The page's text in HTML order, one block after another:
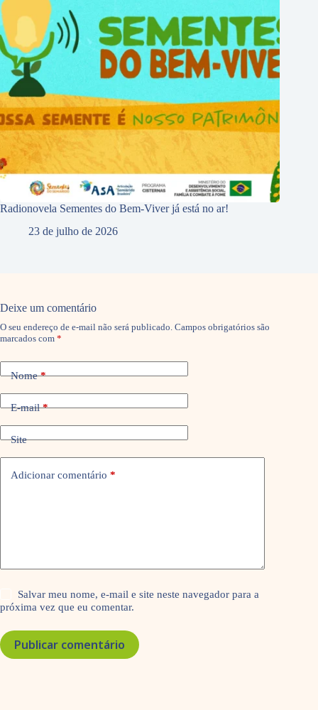
Radionovela Sementes do Bem-Viver já está no ar!
23 de julho de 2026
Deixe um comentário
O seu endereço de e-mail não será publicado. Campos obrigatórios são
marcados com *
Nome*
E-mail*
Site
Adicionar comentário *
Salvar meu nome, e-mail e site neste navegador para a
próxima vez que eu comentar.
Publicar comentário